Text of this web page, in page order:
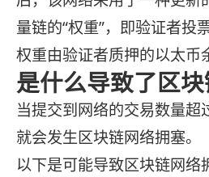
量链的“权重”，即验证者投
权重由验证者质押的以太币
是什么导致了区块
当提交到网络的交易数量超
就会发生区块链网络拥塞。
以下是可能导致区块链网络